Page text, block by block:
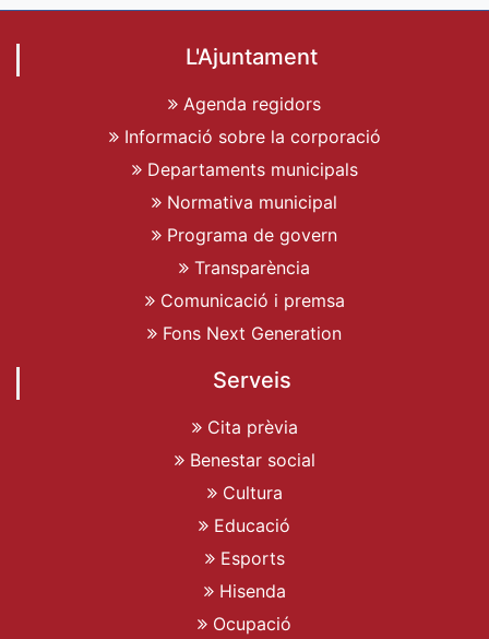
L'Ajuntament
Agenda regidors
Informació sobre la corporació
Departaments municipals
Normativa municipal
Programa de govern
Transparència
Comunicació i premsa
Fons Next Generation
Serveis
Cita prèvia
Benestar social
Cultura
Educació
Esports
Hisenda
Ocupació